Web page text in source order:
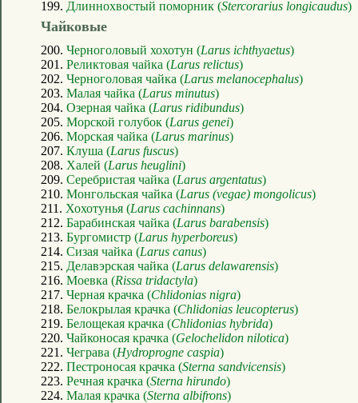
199. Длиннохвостый поморник (Stercorarius longicaudus)
Чайковые
200. Черноголовый хохотун (Larus ichthyaetus)
201. Реликтовая чайка (Larus relictus)
202. Черноголовая чайка (Larus melanocephalus)
203. Малая чайка (Larus minutus)
204. Озерная чайка (Larus ridibundus)
205. Морской голубок (Larus genei)
206. Морская чайка (Larus marinus)
207. Клуша (Larus fuscus)
208. Халей (Larus heuglini)
209. Серебристая чайка (Larus argentatus)
210. Монгольская чайка (Larus (vegae) mongolicus)
211. Хохотунья (Larus cachinnans)
212. Барабинская чайка (Larus barabensis)
213. Бургомистр (Larus hyperboreus)
214. Сизая чайка (Larus canus)
215. Делавэрская чайка (Larus delawarensis)
216. Моевка (Rissa tridactyla)
217. Черная крачка (Chlidonias nigra)
218. Белокрылая крачка (Chlidonias leucopterus)
219. Белощекая крачка (Chlidonias hybrida)
220. Чайконосая крачка (Gelochelidon nilotica)
221. Чеграва (Hydroprogne caspia)
222. Пестроносая крачка (Sterna sandvicensis)
223. Речная крачка (Sterna hirundo)
224. Малая крачка (Sterna albifrons)